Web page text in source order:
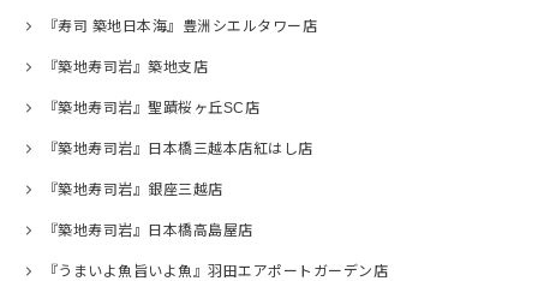
『寿司 築地日本海』豊洲シエルタワー店
『築地寿司岩』築地支店
『築地寿司岩』聖蹟桜ヶ丘SC店
『築地寿司岩』日本橋三越本店紅はし店
『築地寿司岩』銀座三越店
『築地寿司岩』日本橋高島屋店
『うまいよ魚旨いよ魚』羽田エアポートガーデン店